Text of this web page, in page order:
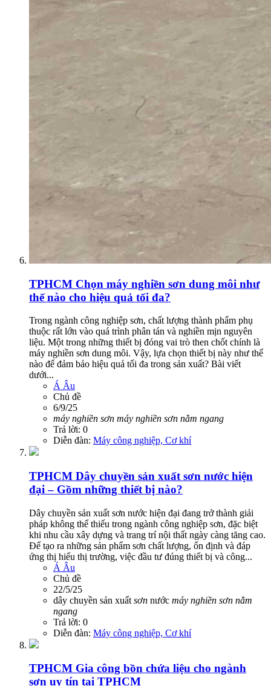
TPHCM Chọn máy nghiền sơn dung môi như
thế nào cho hiệu quả tối đa?
Trong ngành công nghiệp sơn, chất lượng thành phẩm phụ
thuộc rất lớn vào quá trình phân tán và nghiền mịn nguyên
liệu. Một trong những thiết bị đóng vai trò then chốt chính là
máy nghiền sơn dung môi. Vậy, lựa chọn thiết bị này như thế
nào để đảm bảo hiệu quả tối đa trong sản xuất? Bài viết
dưới...
Á Âu
Chủ đề
6/9/25
máy nghiền sơn máy nghiền sơn nằm ngang
Trả lời: 0
Diễn đàn: Máy công nghiệp, Cơ khí
TPHCM Dây chuyền sản xuất sơn nước hiện
đại – Gồm những thiết bị nào?
Dây chuyền sản xuất sơn nước hiện đại đang trở thành giải
pháp không thể thiếu trong ngành công nghiệp sơn, đặc biệt
khi nhu cầu xây dựng và trang trí nội thất ngày càng tăng cao.
Để tạo ra những sản phẩm sơn chất lượng, ổn định và đáp
ứng thị hiếu thị trường, việc đầu tư đúng thiết bị và công...
Á Âu
Chủ đề
22/5/25
dây chuyền sản xuất sơn nước máy nghiền sơn nằm
ngang
Trả lời: 0
Diễn đàn: Máy công nghiệp, Cơ khí
TPHCM Gia công bồn chứa liệu cho ngành
sơn uy tín tại TPHCM